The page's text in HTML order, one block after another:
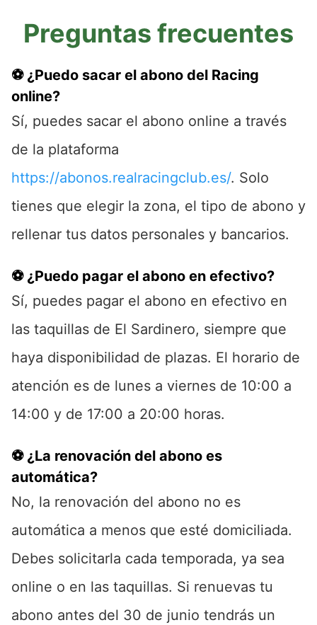
Preguntas frecuentes
⚽ ¿Puedo sacar el abono del Racing
online?
Sí, puedes sacar el abono online a través
de la plataforma
https://abonos.realracingclub.es/. Solo
tienes que elegir la zona, el tipo de abono y
rellenar tus datos personales y bancarios.
⚽ ¿Puedo pagar el abono en efectivo?
Sí, puedes pagar el abono en efectivo en
las taquillas de El Sardinero, siempre que
haya disponibilidad de plazas. El horario de
atención es de lunes a viernes de 10:00 a
14:00 y de 17:00 a 20:00 horas.
⚽ ¿La renovación del abono es
automática?
No, la renovación del abono no es
automática a menos que esté domiciliada.
Debes solicitarla cada temporada, ya sea
online o en las taquillas. Si renuevas tu
abono antes del 30 de junio tendrás un